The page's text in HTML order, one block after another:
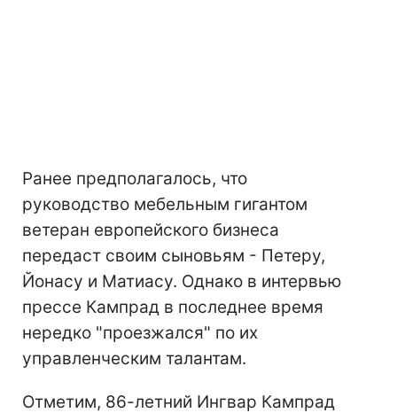
Ранее предполагалось, что
руководство мебельным гигантом
ветеран европейского бизнеса
передаст своим сыновьям - Петеру,
Йонасу и Матиасу. Однако в интервью
прессе Кампрад в последнее время
нередко "проезжался" по их
управленческим талантам.
Отметим, 86-летний Ингвар Кампрад